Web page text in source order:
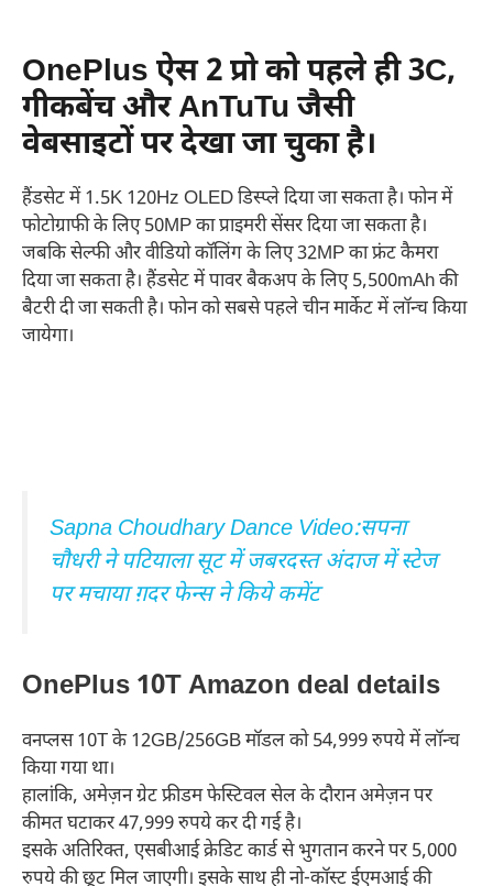
OnePlus ऐस 2 प्रो को पहले ही 3C,
गीकबेंच और AnTuTu जैसी
वेबसाइटों पर देखा जा चुका है।
हैंडसेट में 1.5K 120Hz OLED डिस्प्ले दिया जा सकता है। फोन में
फोटोग्राफी के लिए 50MP का प्राइमरी सेंसर दिया जा सकता है।
जबकि सेल्फी और वीडियो कॉलिंग के लिए 32MP का फ्रंट कैमरा
दिया जा सकता है। हैंडसेट में पावर बैकअप के लिए 5,500mAh की
बैटरी दी जा सकती है। फोन को सबसे पहले चीन मार्केट में लॉन्च किया
जायेगा।
Sapna Choudhary Dance Video:सपना
चौधरी ने पटियाला सूट में जबरदस्त अंदाज में स्टेज
पर मचाया ग़दर फेन्स ने किये कमेंट
OnePlus 10T Amazon deal details
वनप्लस 10T के 12GB/256GB मॉडल को 54,999 रुपये में लॉन्च
किया गया था।
हालांकि, अमेज़न ग्रेट फ्रीडम फेस्टिवल सेल के दौरान अमेज़न पर
कीमत घटाकर 47,999 रुपये कर दी गई है।
इसके अतिरिक्त, एसबीआई क्रेडिट कार्ड से भुगतान करने पर 5,000
रुपये की छूट मिल जाएगी। इसके साथ ही नो-कॉस्ट ईएमआई की